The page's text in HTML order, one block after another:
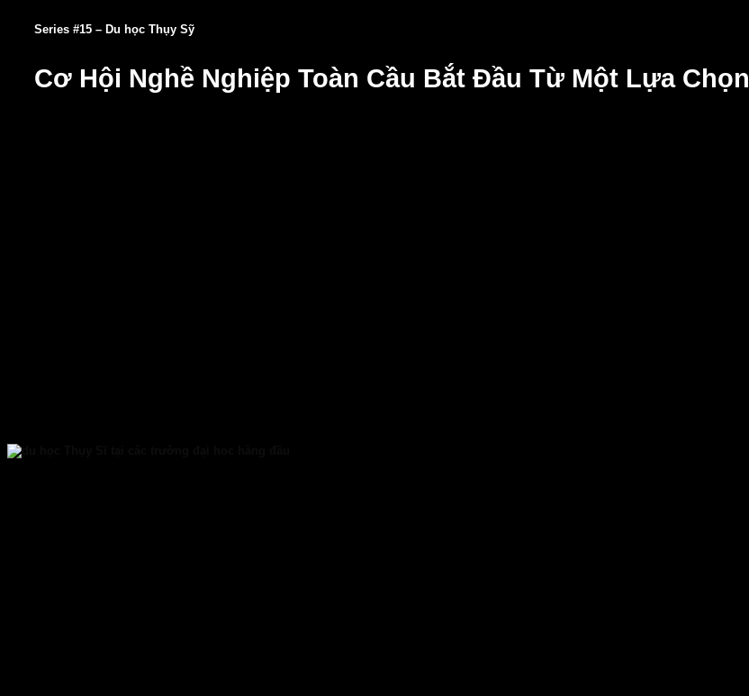
Series #15 – Du học Thụy Sỹ
Cơ Hội Nghề Nghiệp Toàn Cầu Bắt Đầu Từ Một Lựa Chọn